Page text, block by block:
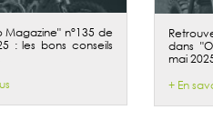
Magazine" n°135 de
: les bons conseils
dans
mai
+ En